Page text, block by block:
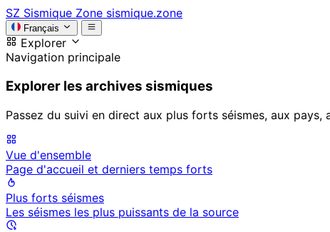
SZ Sismique Zone sismique.zone
Français
Explorer
Navigation principale
Explorer les archives sismiques
Passez du suivi en direct aux plus forts séismes, aux
Vue d'ensemble
Page d'accueil et derniers temps forts
Plus forts séismes
Les séismes les plus puissants de la source